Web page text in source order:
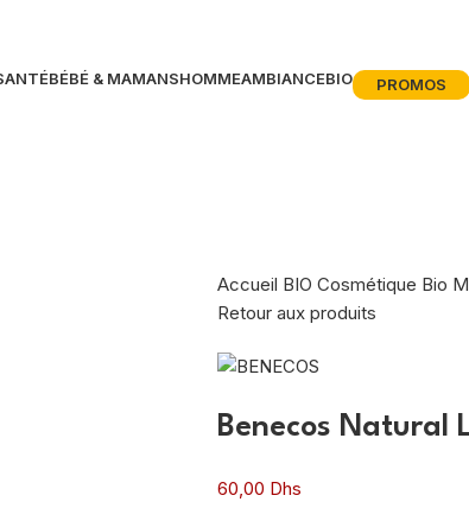
BÉBÉ & MAMANSHOMMEAMBIANCEBIO PROMOS
Accueil BIO Cosmétique Bio
Retour aux produits
Benecos Natural
60,00 Dhs